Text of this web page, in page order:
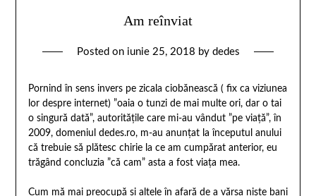
Am reînviat
Posted on iunie 25, 2018 by dedes
Pornind în sens invers pe zicala ciobănească ( fix ca viziunea
lor despre internet) ”oaia o tunzi de mai multe ori, dar o tai
o singură dată”, autoritățile care mi-au vândut ”pe viață”, în
2009, domeniul dedes.ro, m-au anunțat la începutul anului
că trebuie să plătesc chirie la ce am cumpărat anterior, eu
trăgând concluzia ”că cam” asta a fost viața mea.
Cum mă mai preocupă și altele în afară de a vărsa niște bani